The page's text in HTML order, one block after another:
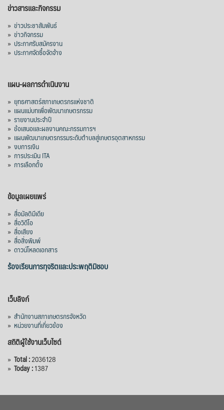
ข่าวสารและกิจกรรม
» ข่าวประชาสัมพันธ์
» ข่าวกิจกรรม
» ประกาศรับสมัครงาน
» ประกาศจัดซื้อจัดจ้าง
แผน-ผลการดำเนินงาน
» ยุทธศาสตร์สภาเกษตรกรแห่งชาติ
» แผนแม่บทเพื่อพัฒนาเกษตรกรรม
» รายงานประจำปี
» ข้อเสนอและผลงานคณะกรรมการฯ
» แผนพัฒนาเกษตรกรรมระดับตำบลสู่เกษตรอุตสาหกรรม
» งบการเงิน
» การประเมิน ITA
» การเลือกตั้ง
ข้อมูลเผยแพร่
» สื่อมัลติมีเดีย
» สื่อวิดีโอ
» สื่อเสียง
» สื่อสิ่งพิมพ์
» ดาวน์โหลดเอกสาร
ร้องเรียนการทุจริตและประพฤติมิชอบ
เว็บลิงก์
» สำนักงานสภาเกษตรกรจังหวัด
» หน่วยงานที่เกี่ยวข้อง
สถิติผู้ใช้งานเว็บไซต์
» Total :2036128
» Today :1387